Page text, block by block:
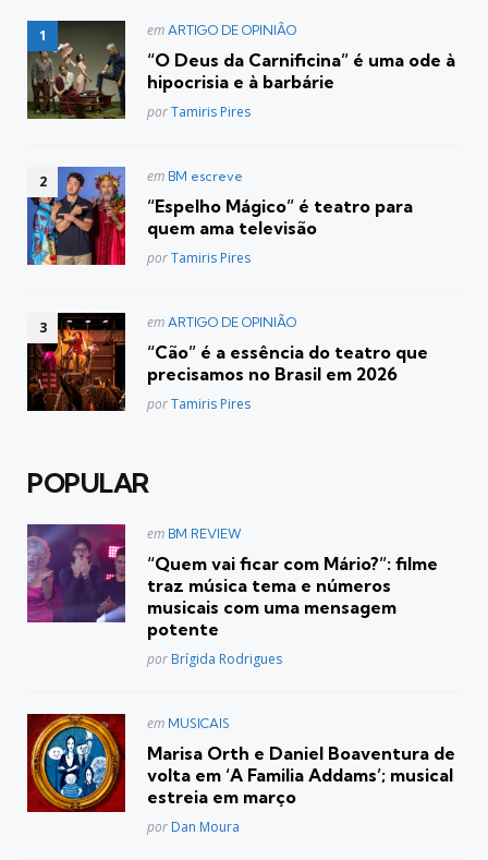
Postado
em ARTIGO DE OPINIÃO
“O Deus da Carnificina” é uma ode à
hipocrisia e à barbárie
Posted
porTamiris Pires
Postado
em BM escreve
“Espelho Mágico” é teatro para
quem ama televisão
Posted
porTamiris Pires
Postado
em ARTIGO DE OPINIÃO
“Cão” é a essência do teatro que
precisamos no Brasil em 2026
Posted
porTamiris Pires
POPULAR
Postado
em BM REVIEW
“Quem vai ficar com Mário?”: filme
traz música tema e números
musicais com uma mensagem
potente
Posted
por Brígida Rodrigues
Postado
em MUSICAIS
Marisa Orth e Daniel Boaventura de
volta em ‘A Familia Addams’; musical
estreia em março
Posted
por Dan Moura